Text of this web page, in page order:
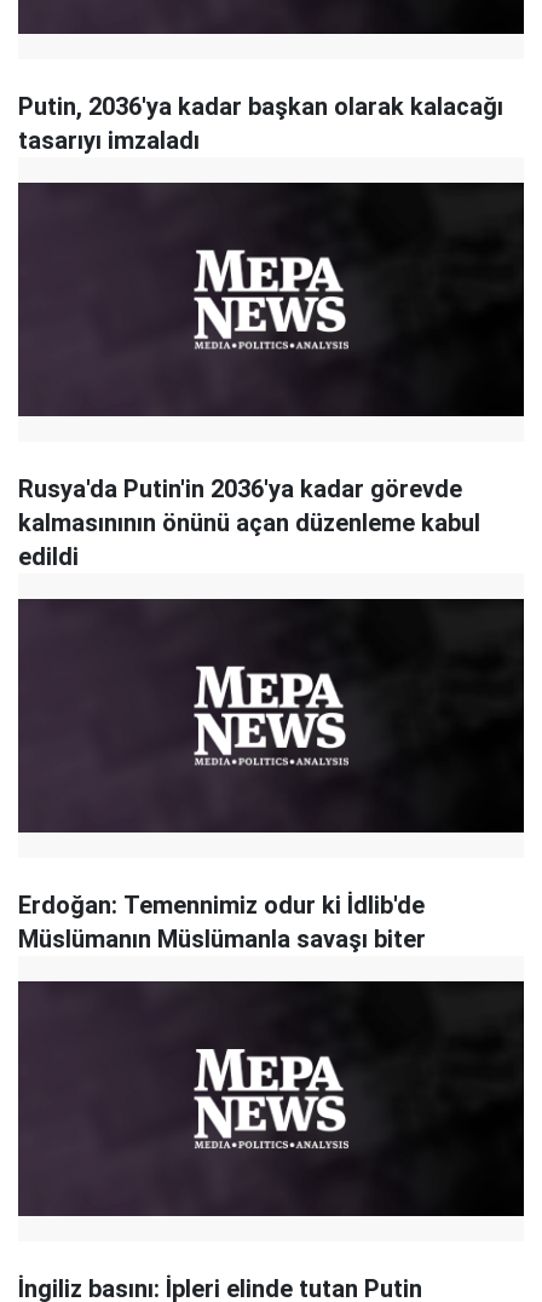
Putin, 2036'ya kadar başkan olarak kalacağı
tasarıyı imzaladı
Rusya'da Putin'in 2036'ya kadar görevde
kalmasınının önünü açan düzenleme kabul
edildi
Erdoğan: Temennimiz odur ki İdlib'de
Müslümanın Müslümanla savaşı biter
İngiliz basını: İpleri elinde tutan Putin